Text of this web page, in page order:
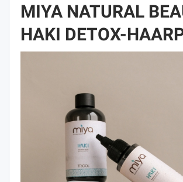
MIYA NATURAL
HAKI DETOX-